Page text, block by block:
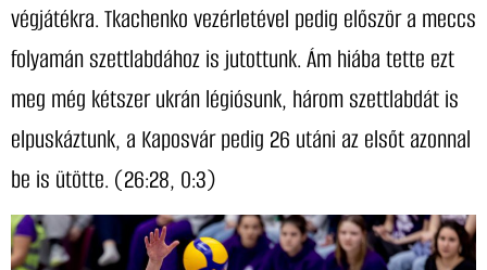
végjátékra. Tkachenko vezérletével pedig először a meccs
folyamán szettlabdához is jutottunk. Ám hiába tette ezt
meg még kétszer ukrán légiósunk, három szettlabdát is
elpuskáztunk, a Kaposvár pedig 26 utáni az elsőt azonnal
be is ütötte. (26:28, 0:3)